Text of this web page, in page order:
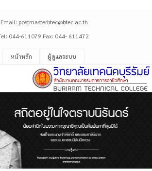
Email: postmasterbtec@btec.ac.th
044-611079 Fax: 044- 611472
หน้าหลัก ผู้ดูแลระบบ